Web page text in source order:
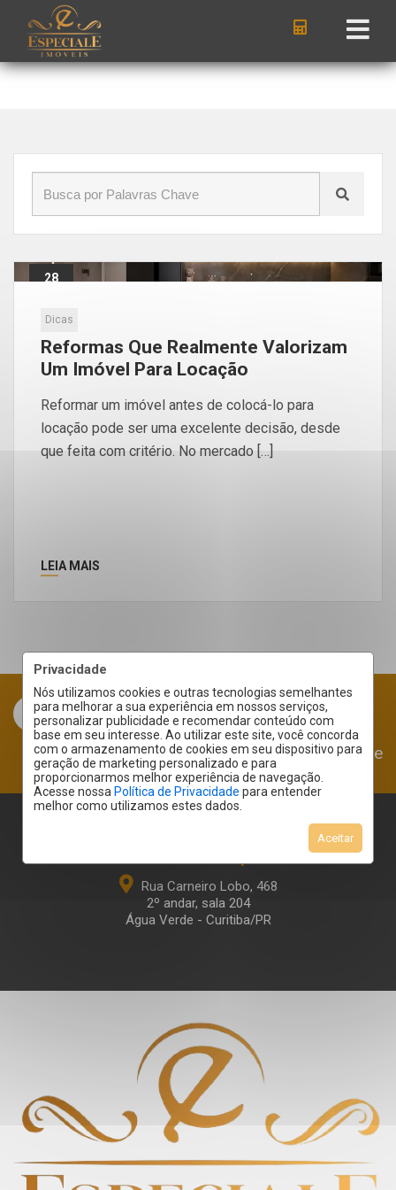
Início» Blog »reforma para alugar
Privacidade
Nós utilizamos cookies e outras tecnologias semelhantes
para melhorar a sua experiência em nossos serviços,
personalizar publicidade e recomendar conteúdo com
base em seu interesse. Ao utilizar este site, você concorda
com o armazenamento de cookies em seu dispositivo para
geração de marketing personalizado e para
proporcionarmos melhor experiência de navegação.
Acesse nossa Política de Privacidade para entender
melhor como utilizamos estes dados.
Aceitar
28
Dicas
Reformas Que Realmente Valorizam
Um Imóvel Para Locação
Reformar um imóvel antes de colocá-lo para
locação pode ser uma excelente decisão, desde
que feita com critério. No mercado […]
LEIA MAIS
Área do Cliente
Rua Carneiro Lobo, 468
2º andar, sala 204
Água Verde - Curitiba/PR